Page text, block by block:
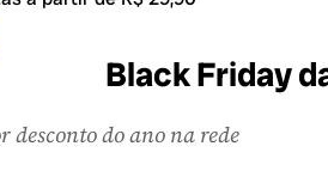
Black Friday
desconto do ano na rede